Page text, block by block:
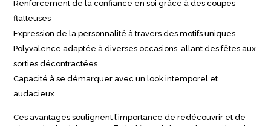
Renforcement de la confiance en soi grâce à des coupes
flatteuses
Expression de la personnalité à travers des motifs uniques
Polyvalence adaptée à diverses occasions, allant des fêtes aux
sorties décontractées
Capacité à se démarquer avec un look intemporel et
audacieux
Ces avantages soulignent l’importance de redécouvrir et de